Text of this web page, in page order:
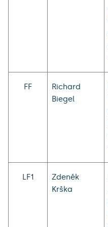
FF
Richard
Biegel
LF1
Zdeněk
Krška